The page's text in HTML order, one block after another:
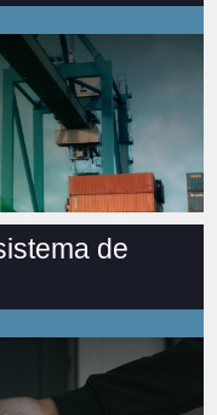
de